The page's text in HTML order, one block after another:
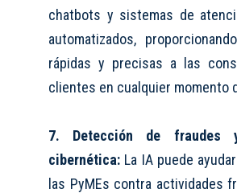
chatbots y sistemas de
automatizados,
rápidas y precisas a las
clientes en cualquier momento
7. Detección de fraudes
cibernética: La IA puede
las PyMEs contra actividades